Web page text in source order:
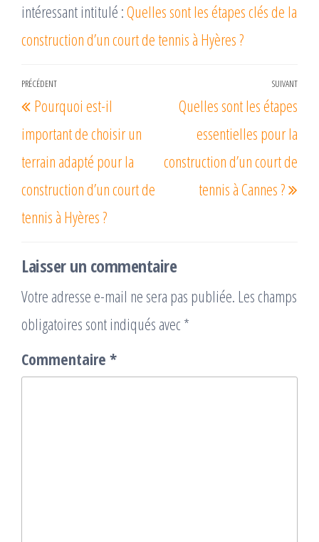
intéressant intitulé :Quelles sont les étapes clés de la
construction d’un court de tennis à Hyères ?
Navigation
de
l’article
Article
précédent
PRÉCÉDENT
Pourquoi est-il
important de choisir un
terrain adapté pour la
construction d’un court de
tennis à Hyères ?
SUIVANT
Quelles sont les étapes
essentielles pour la
construction d’un court de
tennis à Cannes ?
Laisser un commentaire
Votre adresse e-mail ne sera pas publiée. Les champs
obligatoires sont indiqués avec *
Commentaire *